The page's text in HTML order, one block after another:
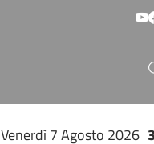
Venerdì 7 Agosto 2026